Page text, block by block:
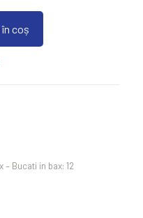
în coș
Bucati in bax: 12